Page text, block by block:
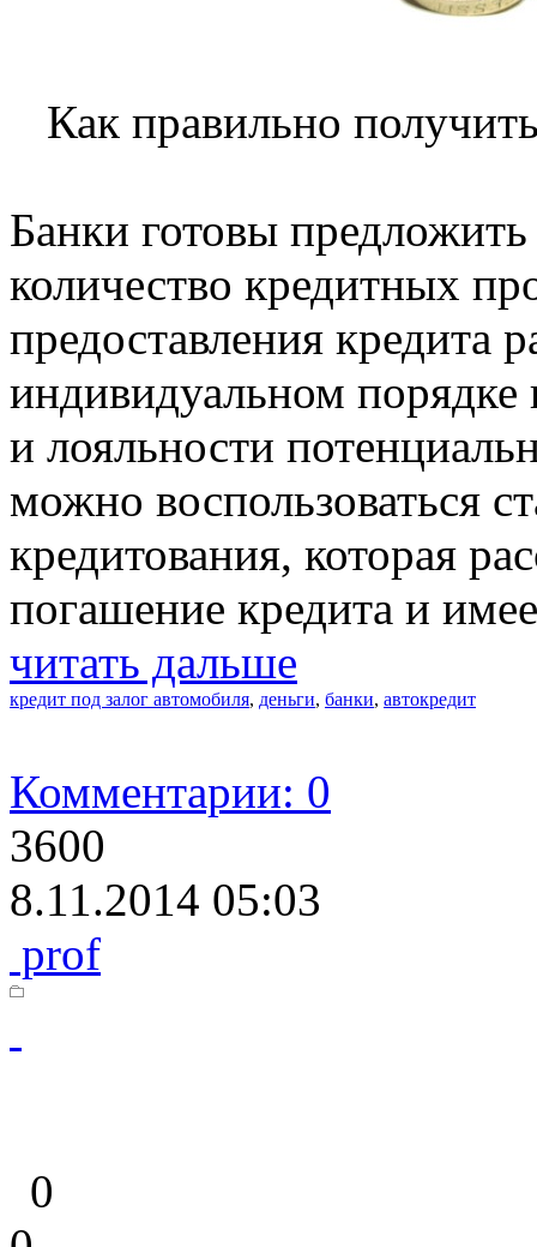
Как правильно
Банки готовы
количество кредитных
предоставления кредита
индивидуальном порядке
и лояльности
можно воспользоваться
кредитования, которая
погашение кредита и
читать дальше
кредит под залог автомобиля, деньги, банки, автокредит
Комментарии: 0
3600
8.11.2014 05:03
prof
0